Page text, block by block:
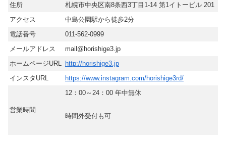
住所
札幌市中央区南8条西3丁目1-14 第1イトービル 201
アクセス
中島公園駅から徒歩2分
電話番号
011-562-0999
メールアドレス
mail@horishige3.jp
ホームページURL http://horishige3.jp
インスタURL
https://www.instagram.com/horishige3rd/
営業時間
12：00～24：00 年中無休
時間外受付も可